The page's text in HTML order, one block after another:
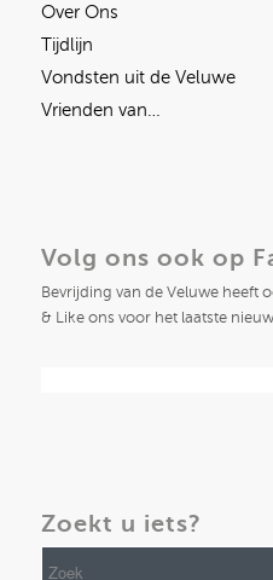
Over Ons
Tijdlijn
Vondsten uit de Veluwe
Vrienden van…
Volg ons ook op
Bevrijding van de Veluwe heeft
& Like ons voor het laatste
Zoekt u iets?